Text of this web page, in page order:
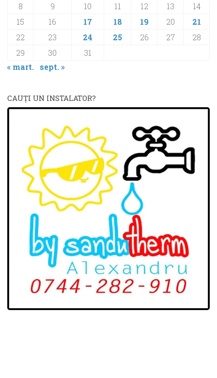
8
9 10 11 12 13
14
15
16 17 18 19 20
21
22
23 24 25 26 27
28
29
30
31
« mart.
sept. »
CAUŢI UN INSTALATOR?